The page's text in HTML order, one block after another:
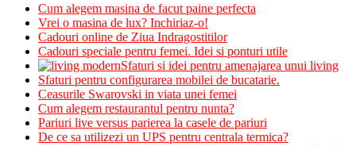
Cum alegem masina de facut paine perfecta
Vrei o masina de lux? Inchiriaz-o!
Cadouri online de Ziua Indragostitilor
Cadouri speciale pentru femei. Idei si ponturi utile
Sfaturi si idei pentru amenajarea unui living
Sfaturi pentru configurarea mobilei de bucatarie.
Ceasurile Swarovski in viata unei femei
Cum alegem restaurantul pentru nunta?
Pariuri live versus parierea la casele de pariuri
De ce sa utilizezi un UPS pentru centrala termica?